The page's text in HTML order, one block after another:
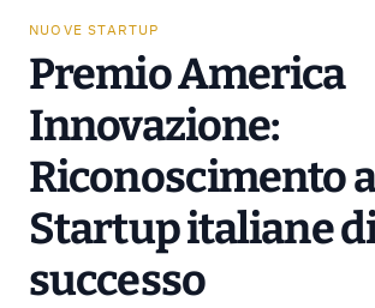
NUOVE STARTUP
Premio America
Innovazione:
Riconoscimento
Startup italiane
successo